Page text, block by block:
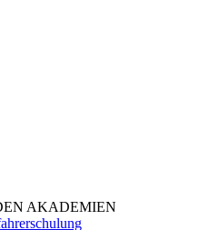
AKADEMIEN